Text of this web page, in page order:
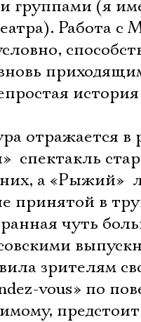
группами (я
Работа с
отражается в
 спектакль
а «Рыжий»
принятой в
чуть
зрителям
vous» по